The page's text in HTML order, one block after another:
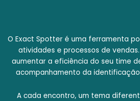
O Exact Spotter é uma ferramenta
atividades e processos de
aumentar a eficiência do seu time
acompanhamento da
A cada encontro, um tema